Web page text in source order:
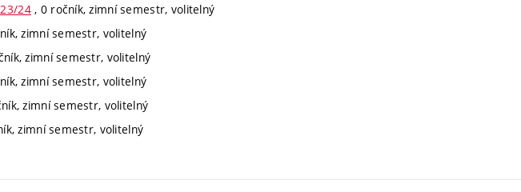
24, 0 ročník, zimní semestr, volitelný
zimní semestr, volitelný
zimní semestr, volitelný
zimní semestr, volitelný
zimní semestr, volitelný
zimní semestr, volitelný